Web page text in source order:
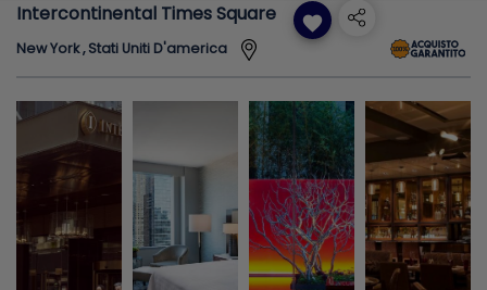
Intercontinental Times Square favorite
New York , Stati Uniti D'america